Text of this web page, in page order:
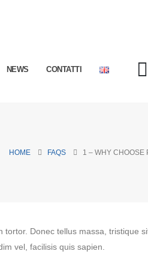
NEWS CONTATTI
HOME FAQS 1 – WHY CHOOSE
Donec tellus massa, tristique
vel, facilisis quis sapien.